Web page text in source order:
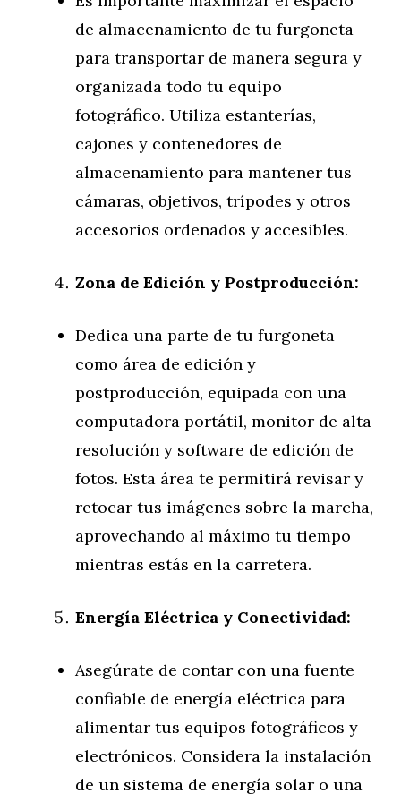
de almacenamiento de tu furgoneta
para transportar de manera segura y
organizada todo tu equipo
fotográfico. Utiliza estanterías,
cajones y contenedores de
almacenamiento para mantener tus
cámaras, objetivos, trípodes y otros
accesorios ordenados y accesibles.
Zona de Edición y Postproducción:
Dedica una parte de tu furgoneta
como área de edición y
postproducción, equipada con una
computadora portátil, monitor de alta
resolución y software de edición de
fotos. Esta área te permitirá revisar y
retocar tus imágenes sobre la marcha,
aprovechando al máximo tu tiempo
mientras estás en la carretera.
Energía Eléctrica y Conectividad:
Asegúrate de contar con una fuente
confiable de energía eléctrica para
alimentar tus equipos fotográficos y
electrónicos. Considera la instalación
de un sistema de energía solar o una